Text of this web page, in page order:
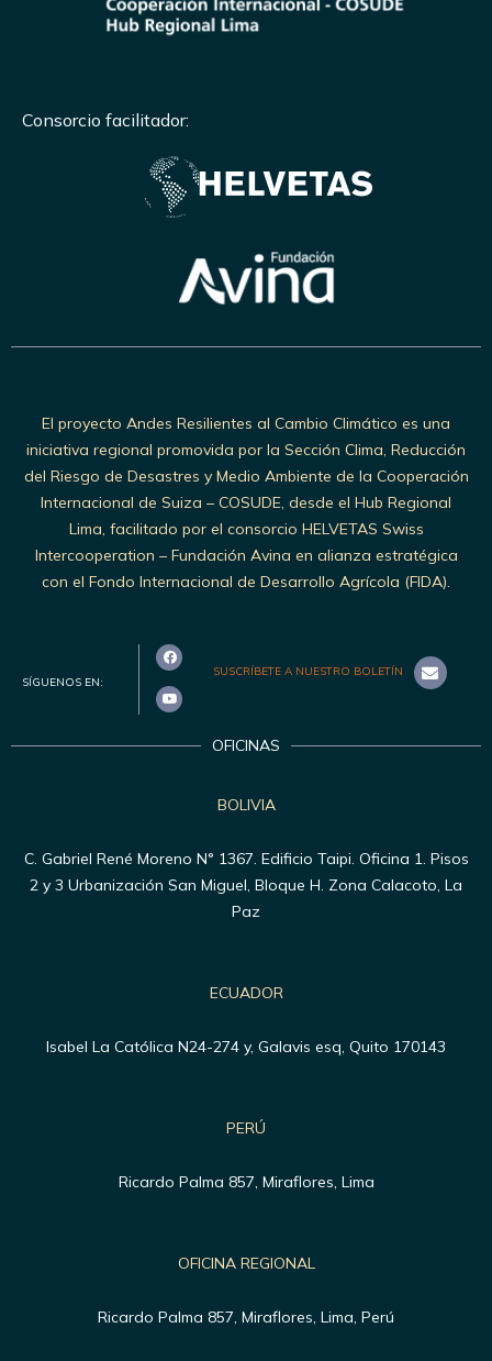
Consorcio facilitador:
El proyecto Andes Resilientes al Cambio Climático es una
iniciativa regional promovida por la Sección Clima, Reducción
del Riesgo de Desastres y Medio Ambiente de la Cooperación
Internacional de Suiza – COSUDE, desde el Hub Regional
Lima, facilitado por el consorcio HELVETAS Swiss
Intercooperation – Fundación Avina en alianza estratégica
con el Fondo Internacional de Desarrollo Agrícola (FIDA).
SÍGUENOS EN:
SUSCRÍBETE A NUESTRO BOLETÍN
OFICINAS
BOLIVIA
C. Gabriel René Moreno N° 1367. Edificio Taipi. Oficina 1. Pisos
2 y 3 Urbanización San Miguel, Bloque H. Zona Calacoto, La
Paz
ECUADOR
Isabel La Católica N24-274 y, Galavis esq, Quito 170143
PERÚ
Ricardo Palma 857, Miraflores, Lima
OFICINA REGIONAL
Ricardo Palma 857, Miraflores, Lima, Perú